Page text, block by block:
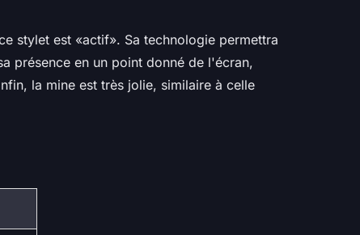
stylet est «actif». Sa technologie permettra
présence en un point donné de l'écran,
la mine est très jolie, similaire à celle